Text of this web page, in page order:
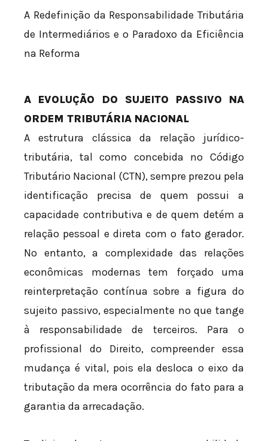
A Redefinição da Responsabilidade Tributária
de Intermediários e o Paradoxo da Eficiência
na Reforma
A EVOLUÇÃO DO SUJEITO PASSIVO NA
ORDEM TRIBUTÁRIA NACIONAL
A estrutura clássica da relação jurídico-
tributária, tal como concebida no Código
Tributário Nacional (CTN), sempre prezou pela
identificação precisa de quem possui a
capacidade contributiva e de quem detém a
relação pessoal e direta com o fato gerador.
No entanto, a complexidade das relações
econômicas modernas tem forçado uma
reinterpretação contínua sobre a figura do
sujeito passivo, especialmente no que tange
à responsabilidade de terceiros. Para o
profissional do Direito, compreender essa
mudança é vital, pois ela desloca o eixo da
tributação da mera ocorrência do fato para a
garantia da arrecadação.